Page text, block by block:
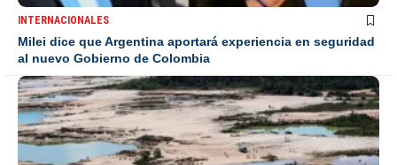
INTERNACIONALES
Milei dice que Argentina aportará experiencia en seguridad
al nuevo Gobierno de Colombia